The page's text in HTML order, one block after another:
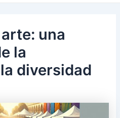
una
la
diversidad